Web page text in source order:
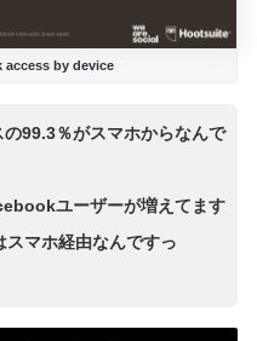
access by device
99.3％がスマホからなんで
ユーザーが増えてます
マホ経由なんですっ